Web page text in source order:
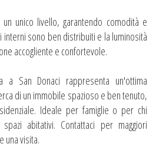
unico livello, garantendo comodità e
interni sono ben distribuiti e la luminosità
accogliente e confortevole.
a San Donaci rappresenta un'ottima
di un immobile spazioso e ben tenuto,
Ideale per famiglie o per chi
abitativi. Contattaci per maggiori
una visita.